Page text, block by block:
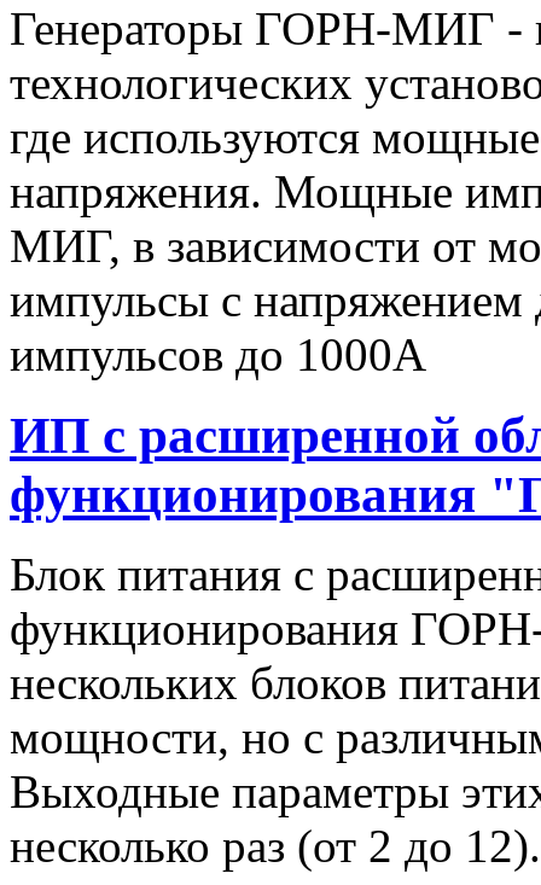
Генераторы ГОРН-МИГ -
технологических
где используются
напряжения. Мощные
МИГ, в зависимости от
импульсы c
импульсов до 1000А
ИП с расширенной
функционирования
Блок питания с
функционирования
нескольких блоков
мощности, но с
Выходные параметры
несколько раз (от 2 до